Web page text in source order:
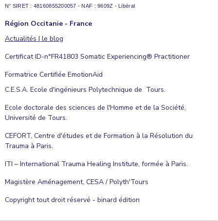
N° SIRET : 48160855200057 - NAF : 9609Z - Libéral
Région Occitanie - France
Actualités | le blog
Certificat ID-n°FR41803 Somatic Experiencing® Practitioner
Formatrice Certifiée EmotionAid
C.E.S.A. Ecole d'ingénieurs Polytechnique de Tours.
Ecole doctorale des sciences de l'Homme et de la Société,
Université de Tours.
CEFORT, Centre d'études et de Formation à la Résolution du
Trauma à Paris.
ITI – International Trauma Healing Institute, formée à Paris.
Magistère Aménagement, CESA / Polyth'Tours
Copyright tout droit réservé - binard édition